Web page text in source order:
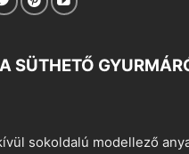
SÜTHETŐ
sokoldalú modellező